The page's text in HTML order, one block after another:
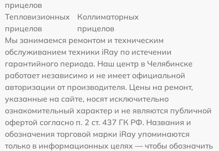
прицелов
Тепловизионных
прицелов
Коллиматорных
прицелов
Мы занимаемся ремонтом и техническим
обслуживанием техники iRay по истечении
гарантийного периода. Наш центр в Челябинске
работает независимо и не имеет официальной
авторизации от производителя. Цены на ремонт,
указанные на сайте, носят исключительно
ознакомительный характер и не являются публичной
офертой согласно п. 2 ст. 437 ГК РФ. Названия и
обозначения торговой марки iRay упоминаются
только в информационных целях — чтобы обозначить